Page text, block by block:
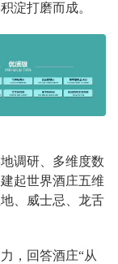
淀打磨而成。
调研、多维度数
起世界酒庄五维
、威士忌、龙舌
，回答酒庄“从